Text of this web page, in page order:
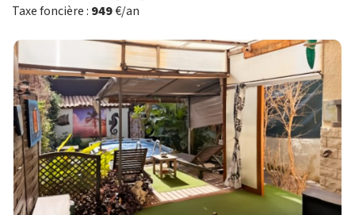
Taxe foncière : 949€/an